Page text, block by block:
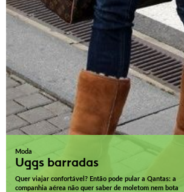
Moda
Uggs barradas
Quer viajar confortável? Então pode pular a Qantas: a
companhia aérea não quer saber de moletom nem bota